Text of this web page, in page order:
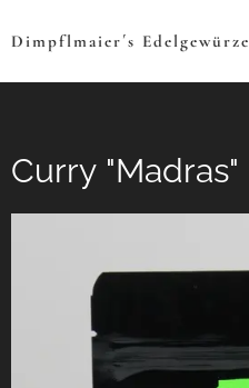
Dimpflmaier´s Edelgewürze
Curry "Madras"